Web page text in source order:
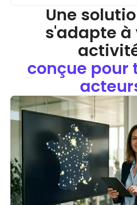
Une
s'adapte à
conçue pour